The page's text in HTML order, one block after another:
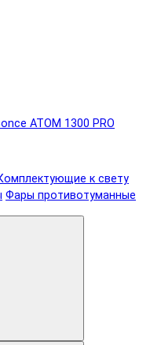
ATOM 1300 PRO
к свету
Фары противотуманные